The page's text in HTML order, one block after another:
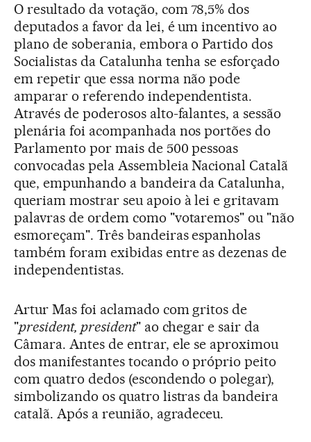
O resultado da votação, com 78,5% dos
deputados a favor da lei, é um incentivo ao
plano de soberania, embora o Partido dos
Socialistas da Catalunha tenha se esforçado
em repetir que essa norma não pode
amparar o referendo independentista.
Através de poderosos alto-falantes, a sessão
plenária foi acompanhada nos portões do
Parlamento por mais de 500 pessoas
convocadas pela Assembleia Nacional Catalã
que, empunhando a bandeira da Catalunha,
queriam mostrar seu apoio à lei e gritavam
palavras de ordem como "votaremos" ou "não
esmoreçam". Três bandeiras espanholas
também foram exibidas entre as dezenas de
independentistas.
Artur Mas foi aclamado com gritos de
"president, president" ao chegar e sair da
Câmara. Antes de entrar, ele se aproximou
dos manifestantes tocando o próprio peito
com quatro dedos (escondendo o polegar),
simbolizando os quatro listras da bandeira
catalã. Após a reunião, agradeceu.